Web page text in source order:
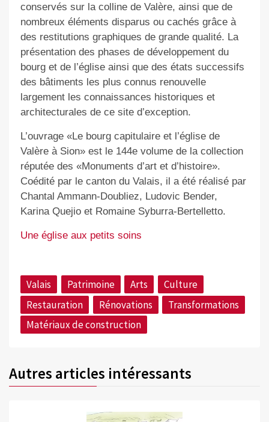
conservés sur la colline de Valère, ainsi que de
nombreux éléments disparus ou cachés grâce à
des restitutions graphiques de grande qualité. La
présentation des phases de développement du
bourg et de l’église ainsi que des états successifs
des bâtiments les plus connus renouvelle
largement les connaissances historiques et
architecturales de ce site d’exception.
L’ouvrage «Le bourg capitulaire et l’église de
Valère à Sion» est le 144e volume de la collection
réputée des «Monuments d’art et d’histoire».
Coédité par le canton du Valais, il a été réalisé par
Chantal Ammann-Doubliez, Ludovic Bender,
Karina Quejio et Romaine Syburra-Bertelletto.
Une église aux petits soins
Valais Patrimoine Arts
Culture
Restauration
Rénovations
Transformations
Matériaux de construction
Autres articles intéressants